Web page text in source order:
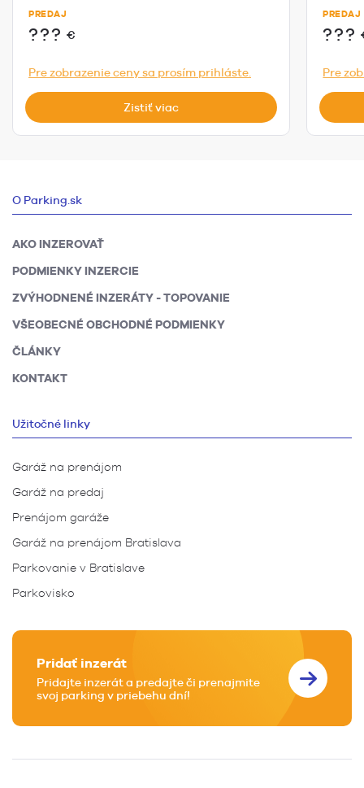
PREDAJ
??? €
Pre zobrazenie ceny sa prosím prihláste.
Zistiť viac
PREDAJ
???
Pre
O Parking.sk
AKO INZEROVAŤ
PODMIENKY INZERCIE
ZVÝHODNENÉ INZERÁTY - TOPOVANIE
VŠEOBECNÉ OBCHODNÉ PODMIENKY
ČLÁNKY
KONTAKT
Užitočné linky
Garáž na prenájom
Garáž na predaj
Prenájom garáže
Garáž na prenájom Bratislava
Parkovanie v Bratislave
Parkovisko
Pridať inzerát
Pridajte inzerát a predajte či prenajmite
svoj parking v priebehu dní!